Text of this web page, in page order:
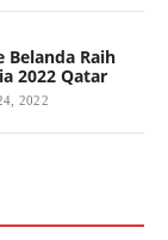
Belanda Raih
2022 Qatar
2022